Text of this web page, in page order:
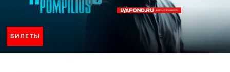
БИЛЕТЫ